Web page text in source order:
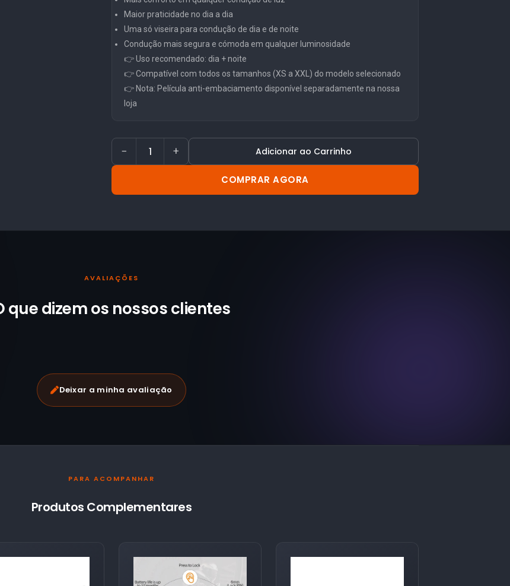
Maior praticidade no dia a dia
Uma só viseira para condução de dia e de noite
Condução mais segura e cómoda em qualquer luminosidade
👉 Uso recomendado: dia + noite
👉 Compatível com todos os tamanhos (XS a XXL) do modelo selecionado
👉 Nota: Película anti-embaciamento disponível separadamente na nossa
loja
− + Adicionar ao Carrinho
COMPRAR AGORA
AVALIAÇÕES
que dizem os nossosclientes
Deixar a minha avaliação
PARA ACOMPANHAR
Produtos Complementares